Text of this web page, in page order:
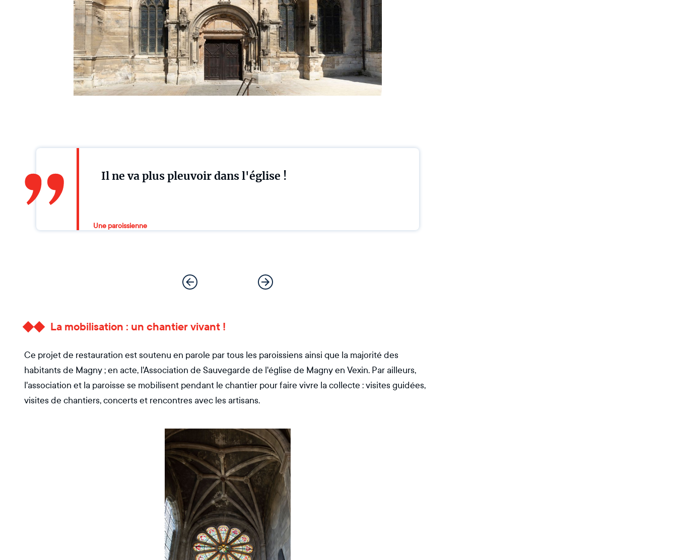
Il ne va plus pleuvoir dans l'église !
Une paroissienne
La mobilisation : un chantier vivant !
Ce projet de restauration est soutenu en parole par tous les paroissiens ainsi que la majorité des
habitants de Magny ; en acte, l'Association de Sauvegarde de l'église de Magny en Vexin. Par ailleurs,
l'association et la paroisse se mobilisent pendant le chantier pour faire vivre la collecte : visites guidées,
visites de chantiers, concerts et rencontres avec les artisans.